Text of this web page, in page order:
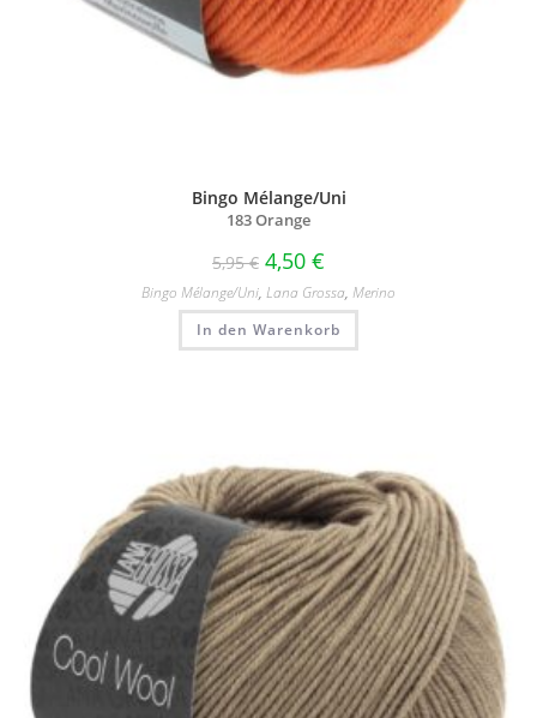
Bingo Mélange/Uni
183 Orange
5,95€ 4,50 €
Bingo Mélange/​Uni, Lana Grossa, Merino
In den Warenkorb